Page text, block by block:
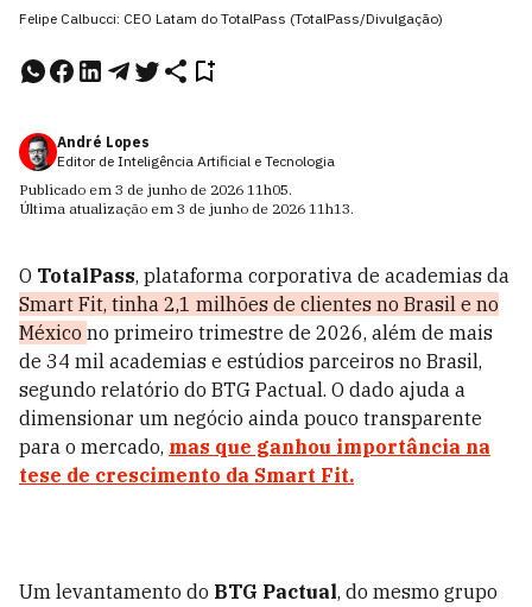
Felipe Calbucci: CEO Latam do TotalPass (TotalPass/Divulgação)
André Lopes
Editor de Inteligência Artificial e Tecnologia
Publicado em 3 de junho de 2026 11h05.
Última atualização em 3 de junho de 2026 11h13.
O TotalPass, plataforma corporativa de academias da
Smart Fit, tinha 2,1 milhões de clientes no Brasil e no
México no primeiro trimestre de 2026, além de mais
de 34 mil academias e estúdios parceiros no Brasil,
segundo relatório do BTG Pactual. O dado ajuda a
dimensionar um negócio ainda pouco transparente
para o mercado, mas que ganhou importância na
tese de crescimento da Smart Fit.
Um levantamento do BTG Pactual, do mesmo grupo